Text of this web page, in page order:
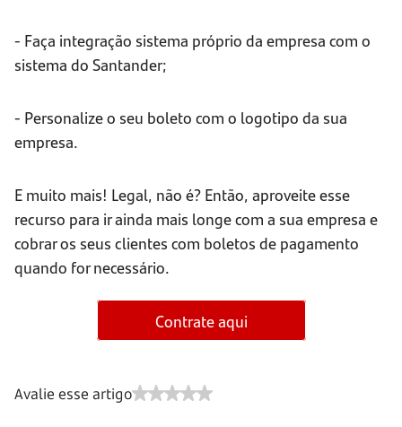
- Faça integração sistema próprio da empresa com o
sistema do Santander;
- Personalize o seu boleto com o logotipo da sua
empresa.
E muito mais! Legal, não é? Então, aproveite esse
recurso para ir ainda mais longe com a sua empresa e
cobrar os seus clientes com boletos de pagamento
quando for necessário.
Contrate aqui
Avalie esse artigo